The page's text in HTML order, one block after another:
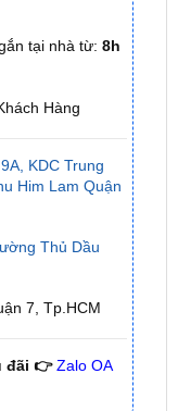
Hàng
KDC Trung
Thủ Dầu
7, Tp.HCM
đãi 👉 Zalo OA